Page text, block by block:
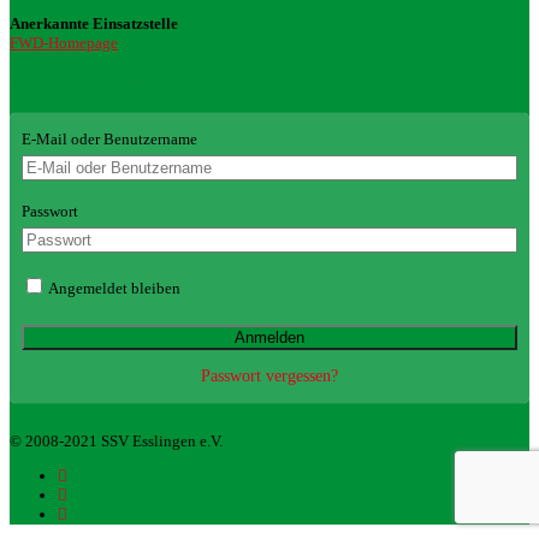
Anerkannte Einsatzstelle
FWD-Homepage
E-Mail oder Benutzername
Passwort
Angemeldet bleiben
Passwort vergessen?
© 2008-2021 SSV Esslingen e.V.